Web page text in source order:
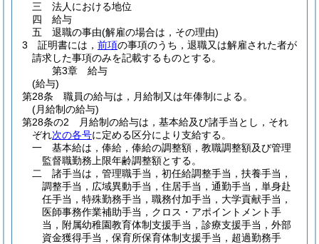
三
法人における地位
四
給与
五
退職の事由(解雇の場合は，その理由)
3
証明書には， 前項の事項のうち，退職又は解雇された者が
請求した事項のみを記載するものとする。
第3章
給与
(給与)
第28条
職員の給与は，月給制又は年俸制による。
(月給制の給与)
第28条の2
月給制の給与は，基本給及び諸手当とし，それ
ぞれ次の各号に定める区分により支給する。
一
基本給は，俸給，俸給の調整額，教職調整額及び管理
監督職勤務上限年齢調整額とする。
二
諸手当は，管理職手当，初任給調整手当，扶養手当，
調整手当，広域異動手当，住居手当，通勤手当，単身赴
任手当，特殊勤務手当，職務付加手当，大学貢献手当，
医師事務作業補助手当，クロス・アポイントメント手
当，附属幼稚園教育体制支援手当，診療支援手当，外部
資金獲得手当，保育所保育体制支援手当，超過勤務手